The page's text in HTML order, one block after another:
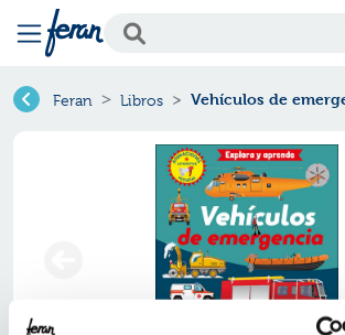
Feran Libros Vehículos de